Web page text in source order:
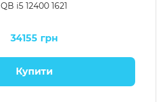
QB i5 12400 1621
34155 грн
Купити